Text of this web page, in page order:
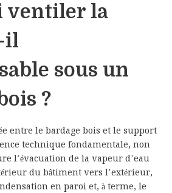
ventiler la
il
sous un
?
entre le bardage bois et le support
technique fondamentale, non
l’évacuation de la vapeur d’eau
du bâtiment vers l’extérieur,
en paroi et, à terme, le